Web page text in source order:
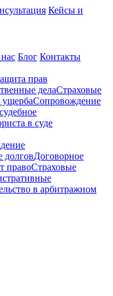
Кейсы и
Блог Контакты
прав
делаСтраховые
Сопровождение
в суде
долговДоговорное
правоСтраховые
в арбитражном